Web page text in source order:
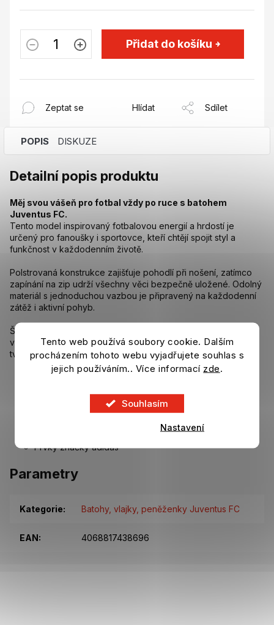
Tento web používá soubory cookie. Dalším
procházením tohoto webu vyjadřujete souhlas s
jejich používáním.. Více informací zde.
Souhlasím
Nastavení
Přidat do košíku
Zeptat se Hlídat Sdílet
POPIS DISKUZE
Detailní popis produktu
Měj svou vášeň pro fotbal vždy po ruce s batohem
Juventus FC.
Tento model inspirovaný fotbalovou energií a hrdostí je
určený pro fanoušky i sportovce, kteří chtějí spojit styl a
funkčnost v každodenním životě.
Polstrovaná konstrukce zajišťuje pohodlí při nošení, zatímco
zapínání na zip udrží všechny věci bezpečně uložené. Odolný
materiál s jednoduchou vazbou je připravený na každodenní
zátěž i aktivní pohyb.
Štědrý prostor pojme tréninkovou výbavu i běžné věci, a
výrazné detaily adidas spolu se znakem klubu jasně ukazují
tvou podporu.
Rozměry: 47 cm × 30 cm
Hlavní materiál: 100 % polyester
Zapínání na zip
Prvky značky adidas
Parametry
Kategorie: Batohy, vlajky, peněženky Juventus FC
EAN: 4068817438696